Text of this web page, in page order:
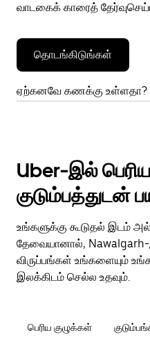
வாடகைக் காரைத்
தொடங்கிடுங்கள்
ஏற்கனவே கணக்கு உள்ளதா?
Uber-இல்
குடும்பத்துடன்
உங்களுக்கு கூடுதல் இடம்
தேவையானால்,
விருப்பங்கள் உங்களையும்
இலக்கிடம் செல்ல உதவும்.
பெரிய குழுக்கள்